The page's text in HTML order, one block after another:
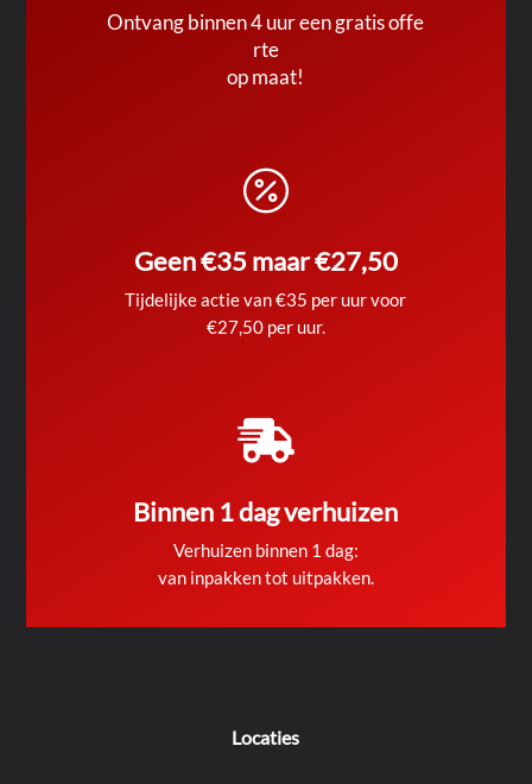
Ontvang binnen 4 uur een gratis offe
rte
op maat!

Geen €35 maar €27,50
Tijdelijke actie van €35 per uur voor
€27,50 per uur.

Binnen 1 dag verhuizen
Verhuizen binnen 1 dag:
van inpakken tot uitpakken.
Locaties